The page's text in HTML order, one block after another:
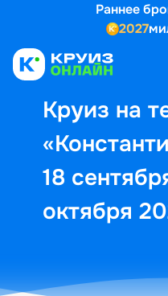
Раннее
2027
Круиз на
18
октября